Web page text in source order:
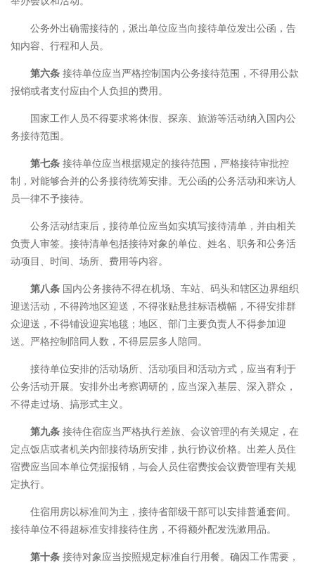
公务外出确需接待的，派出单位应当向接待单位发出公函，告
知内容、行程和人员。
第六条 接待单位应当严格控制国内公务接待范围，不得用公款
报销或者支付应由个人负担的费用。
国家工作人员不得要求将休假、探亲、旅游等活动纳入国内公
务接待范围。
第七条 接待单位应当根据规定的接待范围，严格接待审批控
制，对能够合并的公务接待统筹安排。无公函的公务活动和来访人
员一律不予接待。
公务活动结束后，接待单位应当如实填写接待清单，并由相关
负责人审签。接待清单包括接待对象的单位、姓名、职务和公务活
动项目、时间、场所、费用等内容。
第八条 国内公务接待不得在机场、车站、码头和辖区边界组织
迎送活动，不得跨地区迎送，不得张贴悬挂标语横幅，不得安排群
众迎送，不得铺设迎宾地毯；地区、部门主要负责人不得参加迎
送。严格控制陪同人数，不得层层多人陪同。
接待单位安排的活动场所、活动项目和活动方式，应当有利于
公务活动开展。安排外出考察调研的，应当深入基层、深入群众，
不得走过场、搞形式主义。
第九条 接待住宿应当严格执行差旅、会议管理的有关规定，在
定点饭店或者机关内部接待场所安排，执行协议价格。出差人员住
宿费应当回本单位凭据报销，与会人员住宿费按会议费管理有关规
定执行。
住宿用房以标准间为主，接待省部级干部可以安排普通套间。
接待单位不得超标准安排接待住房，不得额外配发洗漱用品。
第十条 接待对象应当按照规定标准自行用餐。确因工作需要，